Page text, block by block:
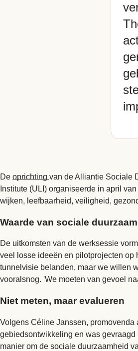
De oprichting van de Alliantie Sociale
Institute (ULI) organiseerde in april
wijken, leefbaarheid, veiligheid,
Waarde van sociale
De uitkomsten van de werksessie
veel losse ideeën en pilotprojecten op
tunnelvisie belanden, maar we willen
vooralsnog. 'We moeten van gevoel
Niet meten, maar evalueren
Volgens Céline Janssen,
gebiedsontwikkeling en was
manier om de sociale duurzaamheid